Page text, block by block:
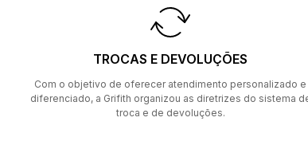
TROCAS E DEVOLUÇÕES
Com o objetivo de oferecer atendimento personalizado e
diferenciado, a Grifith organizou as diretrizes do sistema
troca e de devoluções.